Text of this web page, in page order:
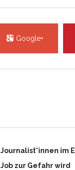
Google+
Journalist*innen im
Job zur Gefahr wird